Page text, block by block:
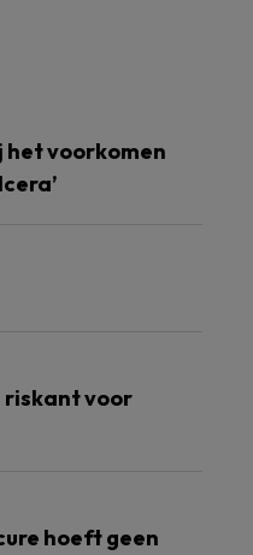
het voorkomen
riskant voor
hoeft geen